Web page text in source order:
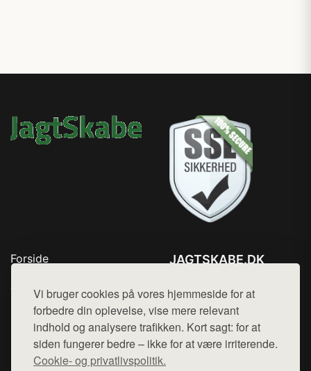
Vi bruger cookies på vores hjemmeside for at
forbedre din oplevelse, vise mere relevant
indhold og analysere trafikken. Kort sagt: for at
siden fungerer bedre – ikke for at være irriterende.
Cookie- og privatlivspolitik.
Forside
Top Rabatter
Blog
Kontakt
JAGTSKABE.DK
Mail: hej@want.dk
Cookie- og privatlivspolitik